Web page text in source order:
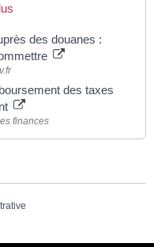
des douanes :
des taxes
finances